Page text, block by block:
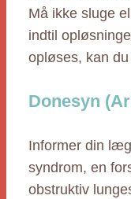
Må ikke sluge
indtil
opløses, kan
Donesyn
Informer din
syndrom, en
obstruktiv